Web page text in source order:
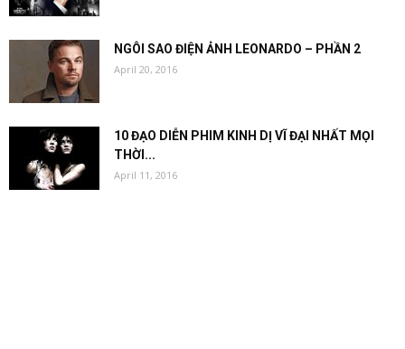
NGÔI SAO ĐIỆN ẢNH LEONARDO – PHẦN 2
April 20, 2016
10 ĐẠO DIỄN PHIM KINH DỊ VĨ ĐẠI NHẤT MỌI
THỜI...
April 11, 2016